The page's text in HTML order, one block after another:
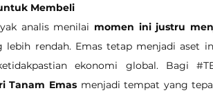
Membeli
analis menilai momen ini justru
lebih rendah. Emas tetap menjadi aset
ekonomi global. Bagi
Tanam Emas menjadi tempat yang